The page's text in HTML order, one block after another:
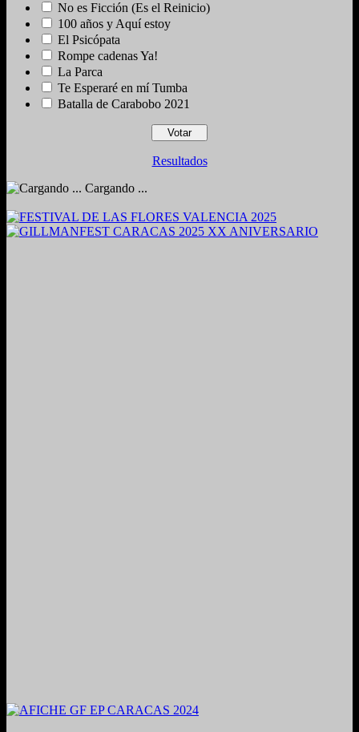
No es Ficción (Es el Reinicio)
100 años y Aquí estoy
El Psicópata
Rompe cadenas Ya!
La Parca
Te Esperaré en mí Tumba
Batalla de Carabobo 2021
Resultados
Cargando ...